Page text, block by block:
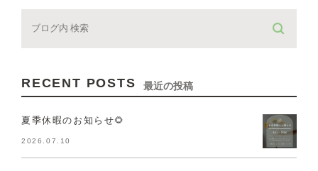
RECENT POSTS 最近の投稿
夏季休暇のお知らせ🌻
2026.07.10